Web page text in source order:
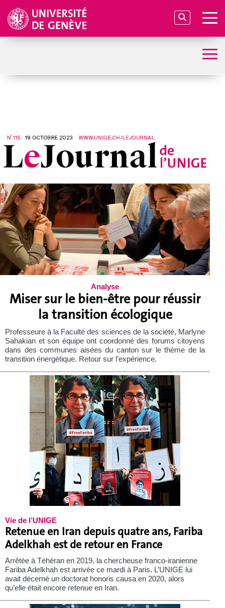
Analyse
Miser sur le bien-être pour réussir
la transition écologique
Professeure à la Faculté des sciences de la société, Marlyne
Sahakian et son équipe ont coordonné des forums citoyens
dans des communes aisées du canton sur le thème de la
transition énergétique. Retour sur l’expérience.
Vie de l’UNIGE
Retenue en Iran depuis quatre ans, Fariba
Adelkhah est de retour en France
Arrêtée à Téhéran en 2019, la chercheuse franco-iranienne
Fariba Adelkhah est arrivée ce mardi à Paris. L’UNIGE lui
avait décerné un doctorat honoris causa en 2020, alors
qu’elle était encore retenue en Iran.